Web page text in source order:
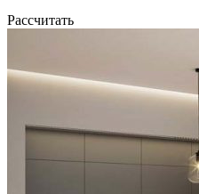
Рассчитать